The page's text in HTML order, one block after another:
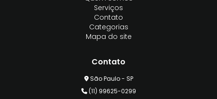
Serviços
Contato
Categorias
Mapa do site
Contato
São Paulo - SP
(11) 99625-0299